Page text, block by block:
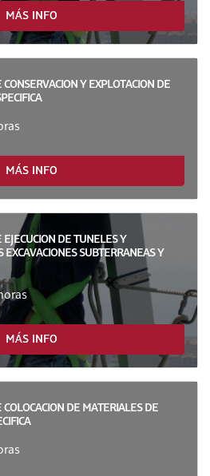
MÁS INFO
Y EXPLOTACION DE
MÁS INFO
DE TUNELES Y
SUBTERRANEAS Y
MÁS INFO
DE MATERIALES DE